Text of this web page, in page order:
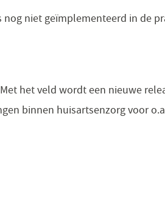
niet geïmplementeerd in de
het veld wordt een nieuwe
binnen huisartsenzorg voor